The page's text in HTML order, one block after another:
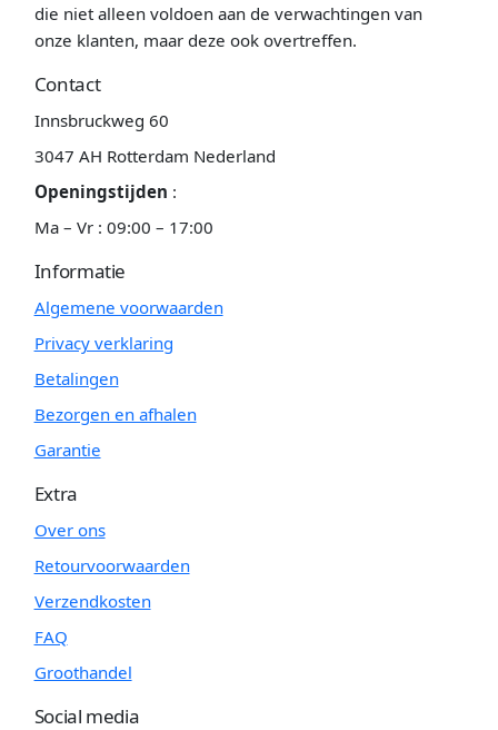
die niet alleen voldoen aan de verwachtingen van
onze klanten, maar deze ook overtreffen.
Contact
Innsbruckweg 60
3047 AH Rotterdam Nederland
Openingstijden :
Ma – Vr : 09:00 – 17:00
Informatie
Algemene voorwaarden
Privacy verklaring
Betalingen
Bezorgen en afhalen
Garantie
Extra
Over ons
Retourvoorwaarden
Verzendkosten
FAQ
Groothandel
Social media